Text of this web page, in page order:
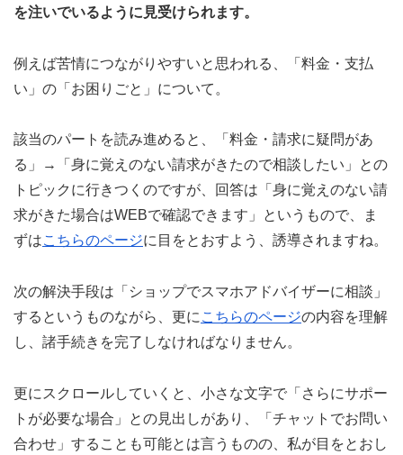
を注いでいるように見受けられます。
例えば苦情につながりやすいと思われる、「料金・支払
い」の「お困りごと」について。
該当のパートを読み進めると、「料金・請求に疑問があ
る」→「身に覚えのない請求がきたので相談したい」との
トピックに行きつくのですが、回答は「身に覚えのない請
求がきた場合はWEBで確認できます」というもので、ま
ずはこちらのページに目をとおすよう、誘導されますね。
次の解決手段は「ショップでスマホアドバイザーに相談」
するというものながら、更に こちらのページの内容を理解
し、諸手続きを完了しなければなりません。
更にスクロールしていくと、小さな文字で「さらにサポー
トが必要な場合」との見出しがあり、「チャットでお問い
合わせ」することも可能とは言うものの、私が目をとおし